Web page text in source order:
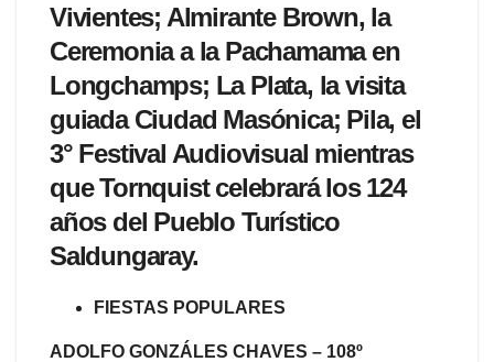
Vivientes; Almirante Brown, la
Ceremonia a la Pachamama en
Longchamps; La Plata, la visita
guiada Ciudad Masónica; Pila, el
3° Festival Audiovisual mientras
que Tornquist celebrará los 124
años del Pueblo Turístico
Saldungaray.
FIESTAS POPULARES
ADOLFO GONZÁLES CHAVES – 108º